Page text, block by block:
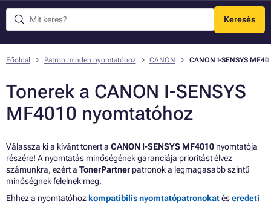
Keresés
Menü
Főoldal Patron minden nyomtatóhoz CANON CANON I-SENSYS
Tonerek a CANON I-SENSYS
MF4010 nyomtatóhoz
Válassza ki a kívánt tonert a CANON I-SENSYS MF4010 nyomtatója
részére! A nyomtatás minőségének garanciája prioritást élvez
számunkra, ezért a TonerPartner patronok a legmagasabb szintű
minőségnek felelnek meg.
Ehhez a nyomtatóhoz kompatibilis nyomtatópatronokatéseredeti